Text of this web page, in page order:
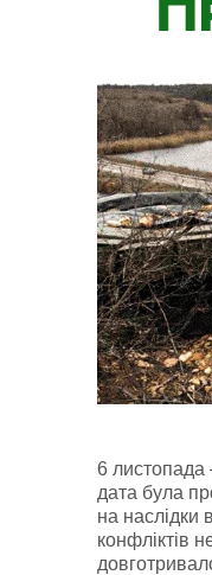
6 листопада
дата була
на наслідки
конфліктів